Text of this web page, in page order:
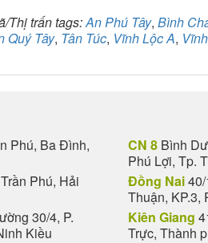
Thị trấn tags:An Phú Tây, Bình
Quý Tây, Tân Túc, Vĩnh Lộc A,
Phú, Ba Đình,
Phú, Hải
30/4, P.
Kiều
CN 8 Bình
Phú Lợi, Tp.
Đồng Nai
Thuận, KP.3,
Kiên Giang
Trực, Thành